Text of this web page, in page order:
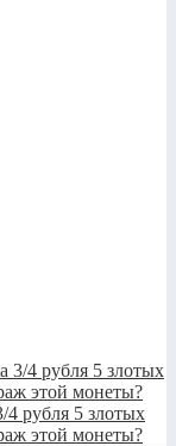
4 рубля 5 злотых
этой монеты?